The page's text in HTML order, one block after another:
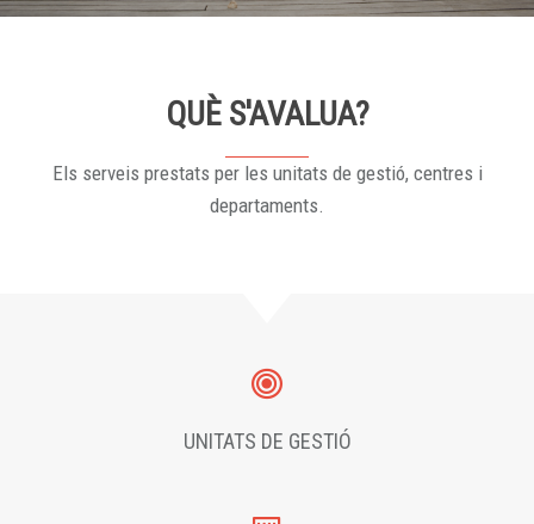
QUÈ S'AVALUA?
Els serveis prestats per les unitats de gestió, centres i
departaments.
UNITATS DE GESTIÓ